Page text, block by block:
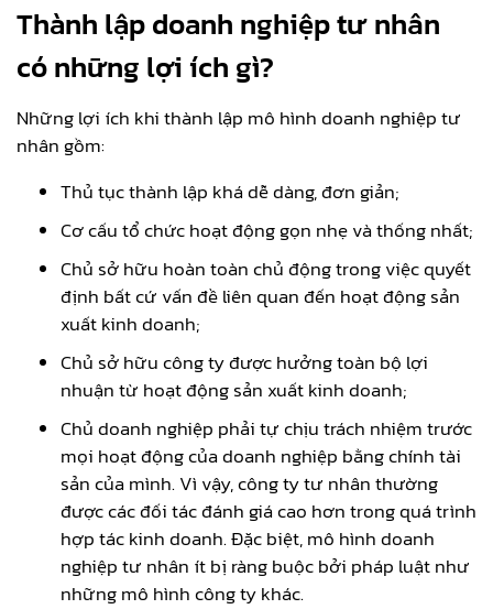
Thành lập doanh nghiệp tư nhân
có những lợi ích gì?
Những lợi ích khi thành lập mô hình doanh nghiệp tư
nhân gồm:
Thủ tục thành lập khá dễ dàng, đơn giản;
Cơ cấu tổ chức hoạt động gọn nhẹ và thống nhất;
Chủ sở hữu hoàn toàn chủ động trong việc quyết
định bất cứ vấn đề liên quan đến hoạt động sản
xuất kinh doanh;
Chủ sở hữu công ty được hưởng toàn bộ lợi
nhuận từ hoạt động sản xuất kinh doanh;
Chủ doanh nghiệp phải tự chịu trách nhiệm trước
mọi hoạt động của doanh nghiệp bằng chính tài
sản của mình. Vì vậy, công ty tư nhân thường
được các đối tác đánh giá cao hơn trong quá trình
hợp tác kinh doanh. Đặc biệt, mô hình doanh
nghiệp tư nhân ít bị ràng buộc bởi pháp luật như
những mô hình công ty khác.